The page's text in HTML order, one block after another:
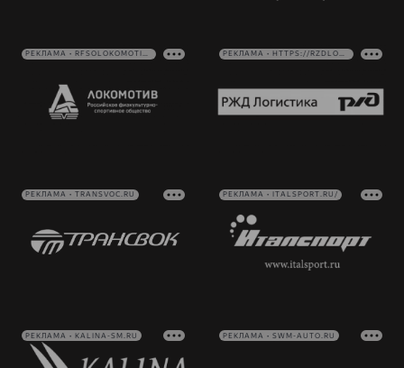
РЕКЛАМА • RFSOLOKOMOTIV.RU РЕКЛАМА • HTTPS://RZDLOG.RU/
РЕКЛАМА • TRANSVOC.RU РЕКЛАМА • ITALSPORT.RU/
РЕКЛАМА • KALINA-SM.RU РЕКЛАМА • SWM-AUTO.RU